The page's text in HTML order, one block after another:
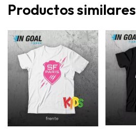
Productos similares